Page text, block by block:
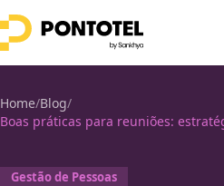
Home/Blog/
Boas práticas para reuniões:
Gestão de Pessoas